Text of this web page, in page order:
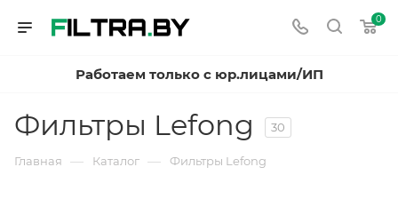
0
Работаем только с юр.лицами/ИП
Фильтры Lefong 30
Главная — Каталог — Фильтры Lefong